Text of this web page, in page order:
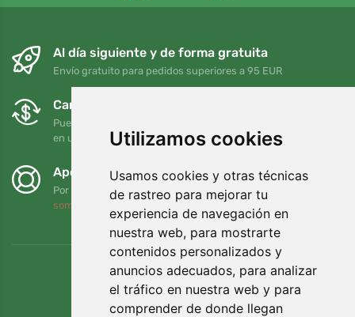
Utilizamos cookies
Usamos cookies y otras técnicas
de rastreo para mejorar tu
experiencia de navegación en
nuestra web, para mostrarte
contenidos personalizados y
anuncios adecuados, para analizar
el tráfico en nuestra web y para
comprender de donde llegan
Al día siguiente y de forma gratuita
Envío gratuito para pedidos superiores a 95 EUR
Cambios y devoluciones gratuitos
Puede devolver o cambiar su pedido en cualquier momento
en un plazo de 90 días
Apoyamos a Trees.org
Por cada pedido plantamos un árbol. Leer más
somos